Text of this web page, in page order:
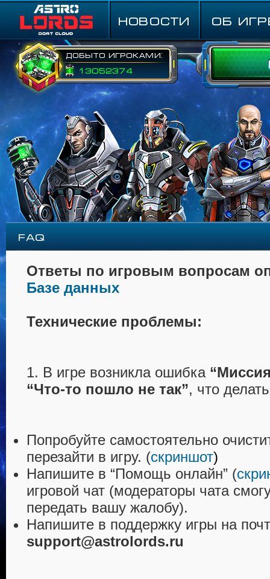
ОБ
НОВОСТИ
Добыто игроками:
13052374
FAQ
Ответы по игровым вопросам
Базе данных
Технические проблемы:
1. В игре возникла ошибка
“Что-то пошло не так”, что
Попробуйте самостоятельно
перезайти в игру. (скриншот)
Напишите в “Помощь онлайн” (
игровой чат (модераторы чата
передать вашу жалобу).
Напишите в поддержку игры на
support@astrolords.ru